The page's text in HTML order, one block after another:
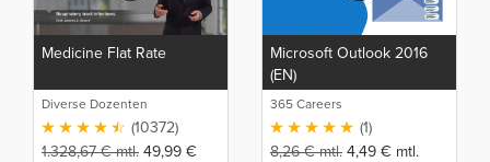
Medicine Flat Rate
Diverse Dozenten
(10372)
1.328,67€mtl. 49,99 €
Microsoft Outlook 2016
(EN)
365 Careers
(1)
8,26€mtl. 4,49 € mtl.